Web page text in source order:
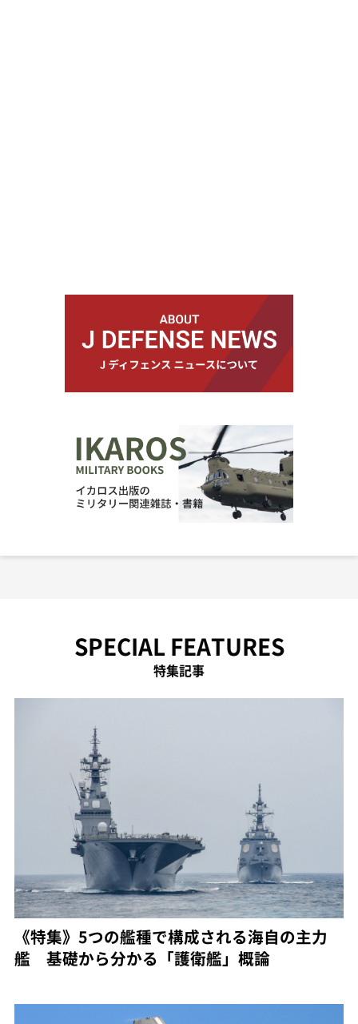
SPECIAL FEATURES
特集記事
《特集》5つの艦種で構成される海自の主力
艦 基礎から分かる「護衛艦」概論